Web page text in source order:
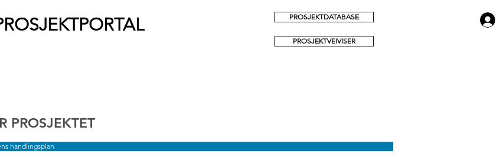
PROSJEKTDATABASE
PROSJEKTVEIVISER
PROSJEKTET
handlingsplan